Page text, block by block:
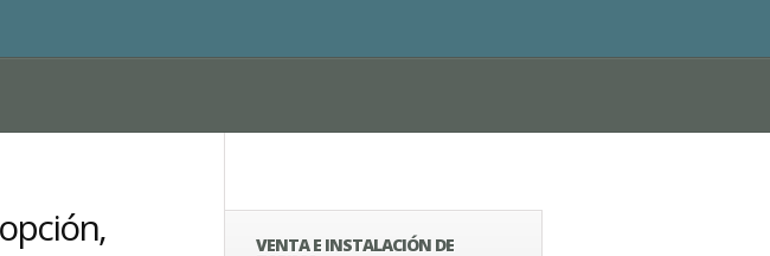
VENTA E INSTALACIÓN DE